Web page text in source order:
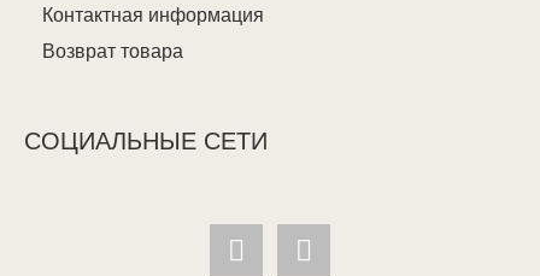
Контактная информация
Возврат товара
СОЦИАЛЬНЫЕ СЕТИ